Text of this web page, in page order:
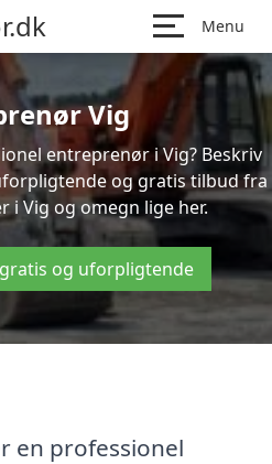
Menu
Vig
entreprenør i Vig? Beskriv
og gratis tilbud fra
Vig og omegn lige her.
og uforpligtende
en professionel